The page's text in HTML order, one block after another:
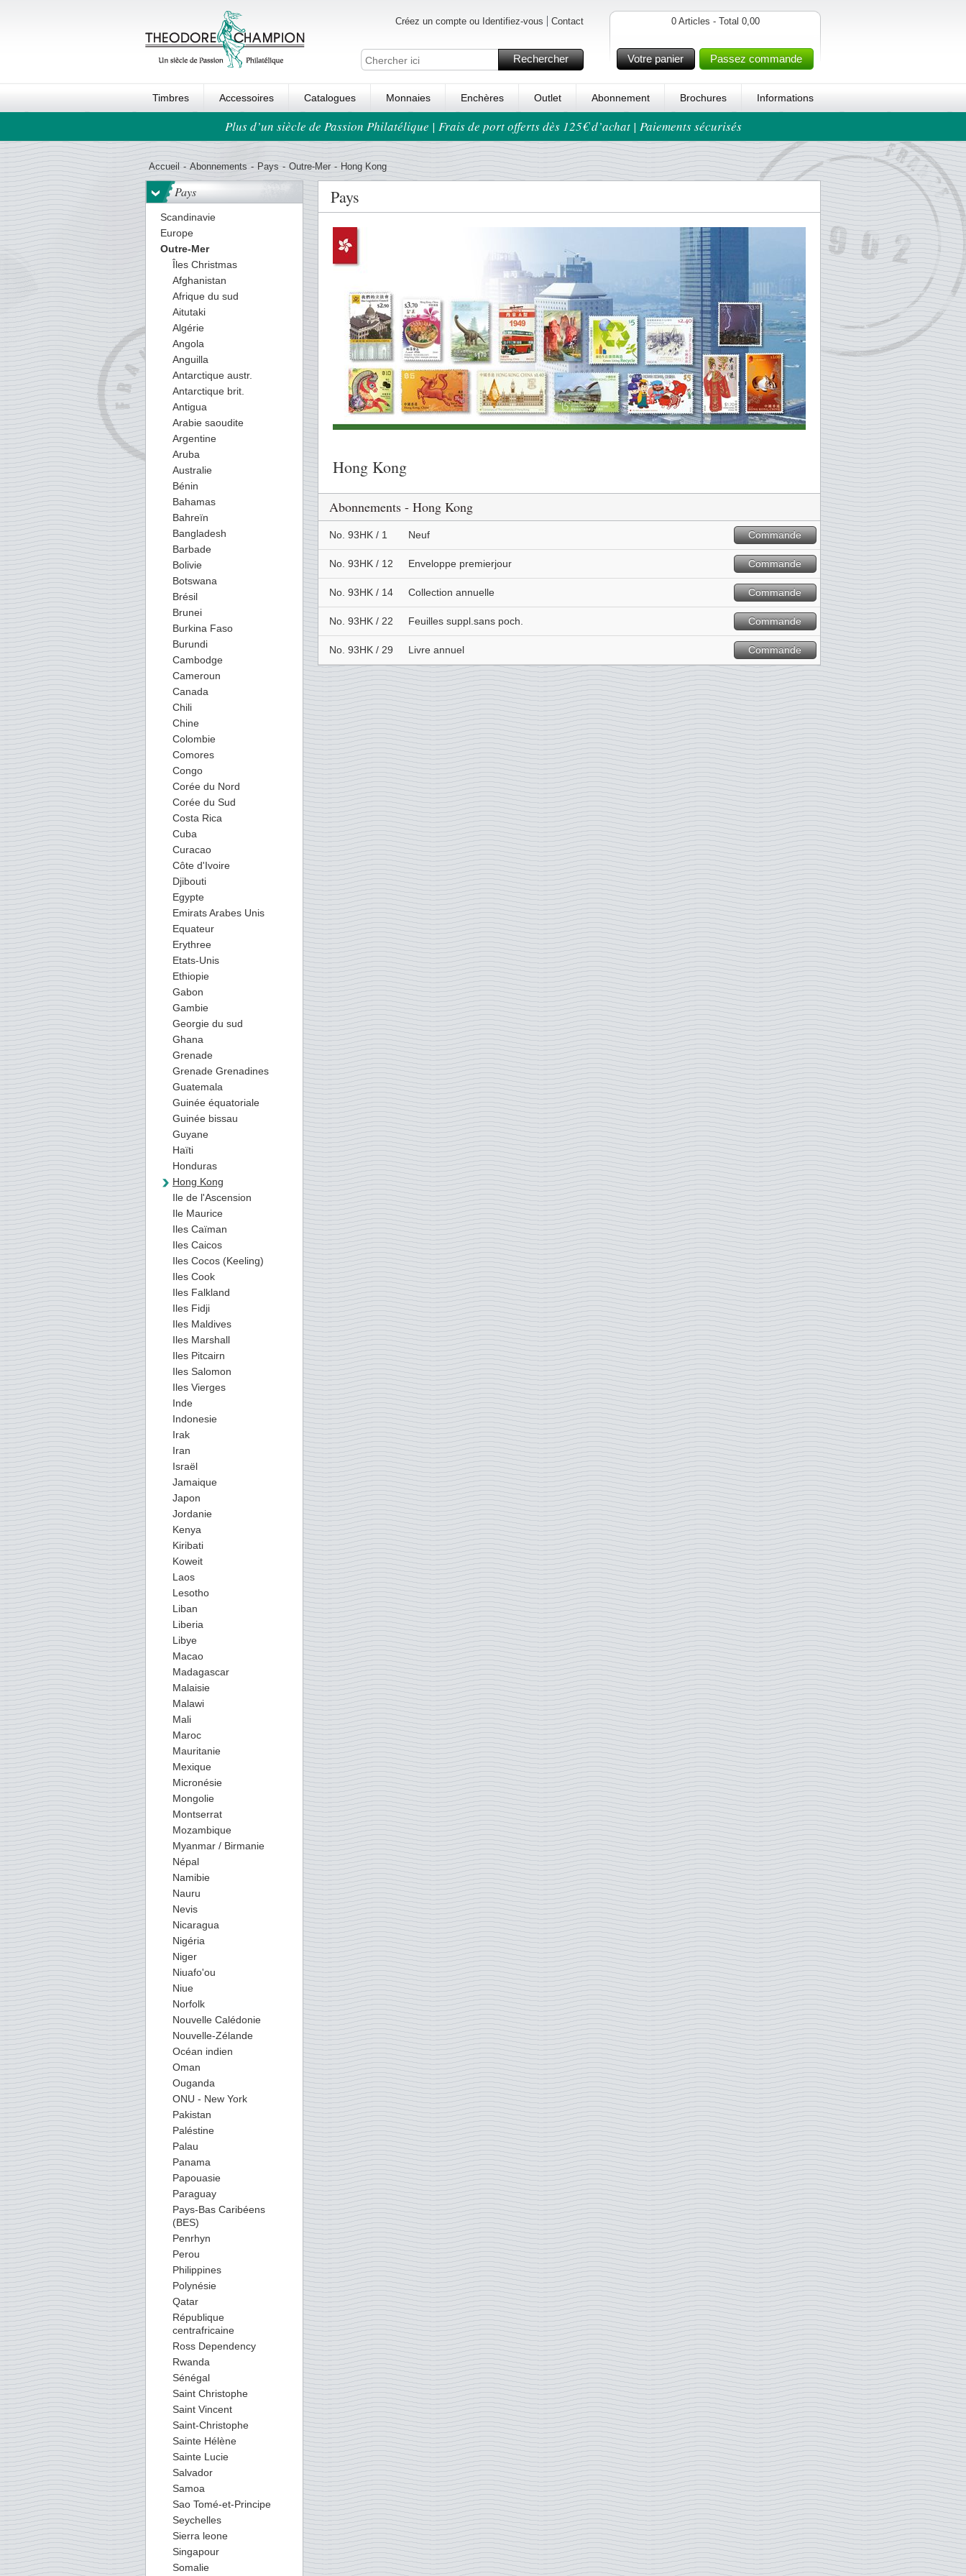
Créez un compte ou Identifiez-vous Contact
Rechercher
0 Articles - Total 0,00
Votre panier Passez commande
Timbres Accessoires Catalogues Monnaies Enchères Outlet Abonnement Brochures Informations
Ordre au panierPlus d’un siècle de Passion Philatélique | Frais de port offerts dès 125€ d’achat | Paiements sécurisés
Accueil - Abonnements - Pays - Outre-Mer - Hong Kong
Pays
Scandinavie
Europe
Outre-Mer
Îles Christmas
Afghanistan
Afrique du sud
Aitutaki
Algérie
Angola
Anguilla
Antarctique austr.
Antarctique brit.
Antigua
Arabie saoudite
Argentine
Aruba
Australie
Bénin
Bahamas
Bahreïn
Bangladesh
Barbade
Bolivie
Botswana
Brésil
Brunei
Burkina Faso
Burundi
Cambodge
Cameroun
Canada
Chili
Chine
Colombie
Comores
Congo
Corée du Nord
Corée du Sud
Costa Rica
Cuba
Curacao
Côte d'Ivoire
Djibouti
Egypte
Emirats Arabes Unis
Equateur
Erythree
Etats-Unis
Ethiopie
Gabon
Gambie
Georgie du sud
Ghana
Grenade
Grenade Grenadines
Guatemala
Guinée équatoriale
Guinée bissau
Guyane
Haïti
Honduras
Hong Kong
Ile de l'Ascension
Ile Maurice
Iles Caïman
Iles Caicos
Iles Cocos (Keeling)
Iles Cook
Iles Falkland
Iles Fidji
Iles Maldives
Iles Marshall
Iles Pitcairn
Iles Salomon
Iles Vierges
Inde
Indonesie
Irak
Iran
Israël
Jamaique
Japon
Jordanie
Kenya
Kiribati
Koweit
Laos
Lesotho
Liban
Liberia
Libye
Macao
Madagascar
Malaisie
Malawi
Mali
Maroc
Mauritanie
Mexique
Micronésie
Mongolie
Montserrat
Mozambique
Myanmar / Birmanie
Népal
Namibie
Nauru
Nevis
Nicaragua
Nigéria
Niger
Niuafo'ou
Niue
Norfolk
Nouvelle Calédonie
Nouvelle-Zélande
Océan indien
Oman
Ouganda
ONU - New York
Pakistan
Paléstine
Palau
Panama
Papouasie
Paraguay
Pays-Bas Caribéens
(BES)
Penrhyn
Perou
Philippines
Polynésie
Qatar
République
centrafricaine
Ross Dependency
Rwanda
Sénégal
Saint Christophe
Saint Vincent
Saint-Christophe
Sainte Hélène
Sainte Lucie
Salvador
Samoa
Sao Tomé-et-Principe
Seychelles
Sierra leone
Singapour
Somalie
Pays
Hong Kong
Abonnements - Hong Kong
No. 93HK / 1 Neuf Commande
No. 93HK / 12 Enveloppe premierjour Commande
No. 93HK / 14 Collection annuelle Commande
No. 93HK / 22 Feuilles suppl.sans poch. Commande
No. 93HK / 29 Livre annuel Commande